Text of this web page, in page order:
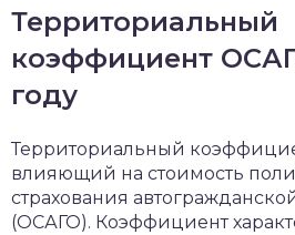
Территориальный
коэффициент
году
Территориальный
влияющий на стоимость
страхования
(ОСАГО). Коэффициент